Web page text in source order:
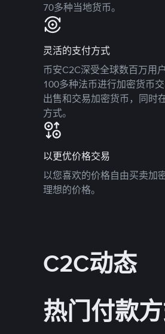
70多种当地货币。
灵活的支付方式
币安C2C深受全球数百万用
100多种法币进行加密货币
出售和交易加密货币，同时
方式。
以更优价格交易
以您喜欢的价格自由买卖加
理想的价格。
C2C动态
热门付款